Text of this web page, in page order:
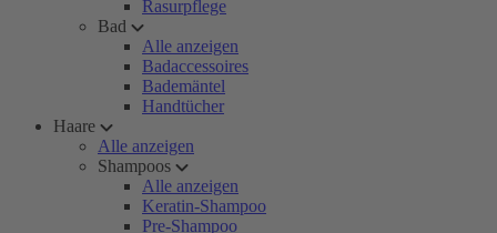
Rasurpflege
Bad
Alle anzeigen
Badaccessoires
Bademäntel
Handtücher
Haare
Alle anzeigen
Shampoos
Alle anzeigen
Keratin-Shampoo
Pre-Shampoo